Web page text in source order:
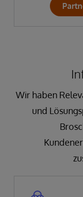
Wir haben
und